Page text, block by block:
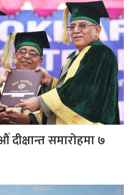
दीक्षान्त समारोहमा ७